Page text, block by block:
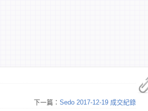
下一篇： Sedo 2017-12-19 成交紀錄